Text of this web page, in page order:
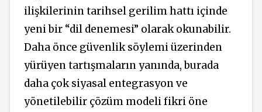
ilişkilerinin tarihsel gerilim hattı içinde
yeni bir “dil denemesi” olarak okunabilir.
Daha önce güvenlik söylemi üzerinden
yürüyen tartışmaların yanında, burada
daha çok siyasal entegrasyon ve
yönetilebilir çözüm modeli fikri öne